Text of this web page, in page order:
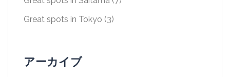
Great spots in Tokyo (3)
アーカイブ